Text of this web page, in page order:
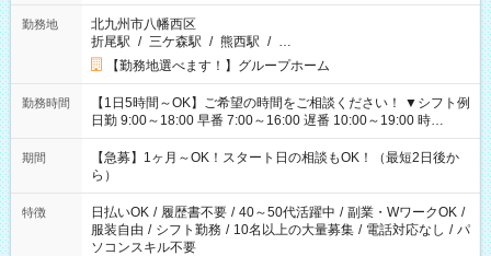
勤務地
北九州市八幡西区
折尾駅 / 三ケ森駅 / 熊西駅 / …
【勤務地選べます！】グループホーム
勤務時間
【1日5時間～OK】ご希望の時間をご相談ください！ ▼シフト例
日勤 9:00～18:00 早番 7:00～16:00 遅番 10:00～19:00 時
短 10:00～15:00 上記はあくまで一例です。 「夕方までには帰
宅しておきたい」 「朝はゆっくりのスタートがいい」 「お昼の
時間を有効に使いたい」 など、ご希望があれば教えてください
ね。
期間
【急募】1ヶ月～OK！スタート日の相談もOK！（最短2日後か
ら）
特徴 日払いOK / 履歴書不要 / 40～50代活躍中 / 副業・WワークOK /
服装自由 / シフト勤務 / 10名以上の大量募集 / 電話対応なし / パ
ソコンスキル不要